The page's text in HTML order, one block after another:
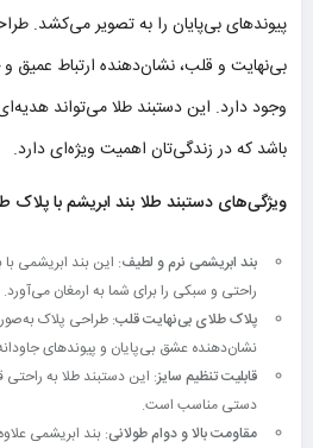
پیوندهای بی‌پایان را به تصویر می‌کشد.
بی‌نهایت و قلب، نشان‌دهنده ارتباط عمیق
وجود دارد. این دستبند طلا می‌تواند
باشد که در زندگی‌تان اهمیت ویژه‌ای دارد.
ویژگی‌های دستبند طلا بند ابریشم با
بند ابریشمی نرم و لطیف: این بند ابریشمی
راحتی و سبکی را برای شما به ارمغان می‌آورد.
پلاک طلای بی‌نهایت قلب: طراحی پلاک
نشان‌دهنده عشق بی‌پایان و پیوندهای
قابلیت تنظیم سایز: این دستبند طلا به
دستی مناسب است.
مقاومت بالا و دوام طولانی: بند ابریشمی